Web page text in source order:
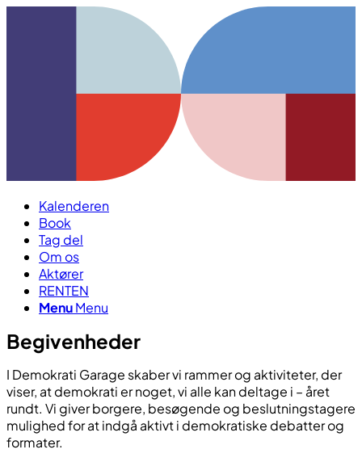
Kalenderen
Book
Tag del
Om os
Aktører
RENTEN
MenuMenu
Begivenheder
I Demokrati Garage skaber vi rammer og aktiviteter, der
viser, at demokrati er noget, vi alle kan deltage i – året
rundt. Vi giver borgere, besøgende og beslutningstagere
mulighed for at indgå aktivt i demokratiske debatter og
formater.